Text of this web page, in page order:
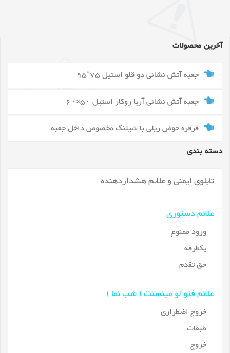
آخرین محصولات
جعبه آتش نشانی دو قلو استیل 75*95
جعبه آتش نشانی آریا روکار استیل ۵۰×۶۰
قرقره حوض ریلی با شیلنگ مخصوص داخل جعبه
دسته بندی
تابلوی ایمنی و علائم هشداردهنده
علائم دستوری
ورود ممنوع
یکطرفه
حق تقدم
علائم فتو لو مینسنت ( شب نما )
خروج اضطراری
طبقات
خروج